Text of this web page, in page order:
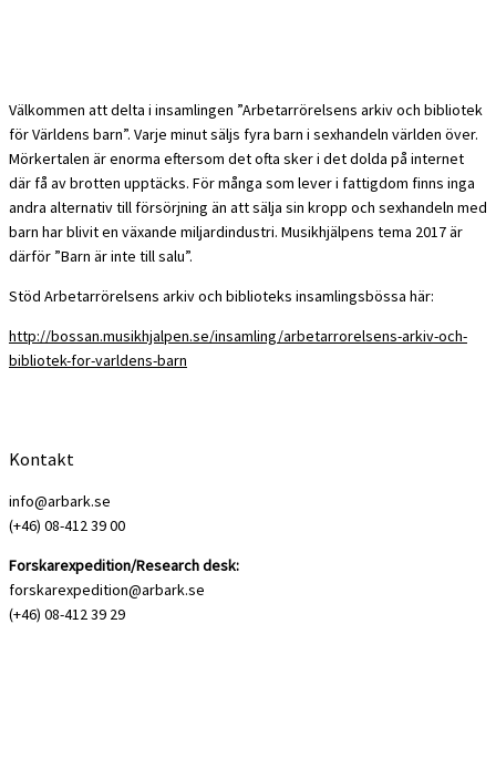
Välkommen att delta i insamlingen ”Arbetarrörelsens arkiv och bibliotek
för Världens barn”. Varje minut säljs fyra barn i sexhandeln världen över.
Mörkertalen är enorma eftersom det ofta sker i det dolda på internet
där få av brotten upptäcks. För många som lever i fattigdom finns inga
andra alternativ till försörjning än att sälja sin kropp och sexhandeln med
barn har blivit en växande miljardindustri. Musikhjälpens tema 2017 är
därför ”Barn är inte till salu”.
Stöd Arbetarrörelsens arkiv och biblioteks insamlingsbössa här:
http://bossan.musikhjalpen.se/insamling/arbetarrorelsens-arkiv-och-
bibliotek-for-varldens-barn
Kontakt
info@arbark.se
(+46) 08-412 39 00
Forskarexpedition/Research desk:
forskarexpedition@arbark.se
(+46) 08-412 39 29